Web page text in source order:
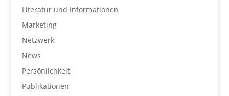
Literatur und Informationen
Marketing
Netzwerk
News
Persönlichkeit
Publikationen